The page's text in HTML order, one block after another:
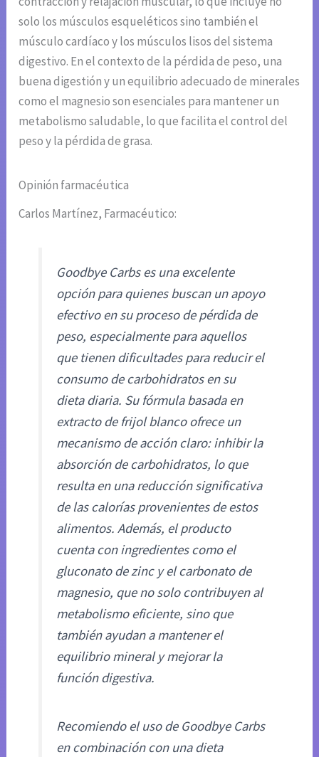
solo los músculos esqueléticos sino también el
músculo cardíaco y los músculos lisos del sistema
digestivo. En el contexto de la pérdida de peso, una
buena digestión y un equilibrio adecuado de minerales
como el magnesio son esenciales para mantener un
metabolismo saludable, lo que facilita el control del
peso y la pérdida de grasa.
Opinión farmacéutica
Carlos Martínez, Farmacéutico:
Goodbye Carbs es una excelente
opción para quienes buscan un apoyo
efectivo en su proceso de pérdida de
peso, especialmente para aquellos
que tienen dificultades para reducir el
consumo de carbohidratos en su
dieta diaria. Su fórmula basada en
extracto de frijol blanco ofrece un
mecanismo de acción claro: inhibir la
absorción de carbohidratos, lo que
resulta en una reducción significativa
de las calorías provenientes de estos
alimentos. Además, el producto
cuenta con ingredientes como el
gluconato de zinc y el carbonato de
magnesio, que no solo contribuyen al
metabolismo eficiente, sino que
también ayudan a mantener el
equilibrio mineral y mejorar la
función digestiva.
Recomiendo el uso de Goodbye Carbs
en combinación con una dieta